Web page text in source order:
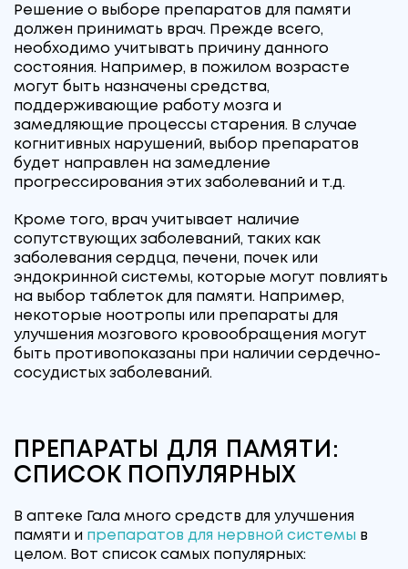
Решение о выборе препаратов для памяти
должен принимать врач. Прежде всего,
необходимо учитывать причину данного
состояния. Например, в пожилом возрасте
могут быть назначены средства,
поддерживающие работу мозга и
замедляющие процессы старения. В случае
когнитивных нарушений, выбор препаратов
будет направлен на замедление
прогрессирования этих заболеваний и т.д.
Кроме того, врач учитывает наличие
сопутствующих заболеваний, таких как
заболевания сердца, печени, почек или
эндокринной системы, которые могут повлиять
на выбор таблеток для памяти. Например,
некоторые ноотропы или препараты для
улучшения мозгового кровообращения могут
быть противопоказаны при наличии сердечно-
сосудистых заболеваний.
ПРЕПАРАТЫ ДЛЯ ПАМЯТИ:
СПИСОК ПОПУЛЯРНЫХ
В аптеке Гала много средств для улучшения
памяти и препаратов для нервной системы в
целом. Вот список самых популярных: